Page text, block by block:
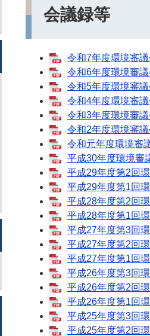
会議録等
令和7年度環境審
令和6年度環境審
令和5年度環境審
令和4年度環境審
令和3年度環境審
令和2年度環境審
令和元年度環境審
平成30年度環境審
平成29年度第2回
平成29年度第1回
平成28年度第2回
平成28年度第1回
平成27年度第3回
平成27年度第2回
平成27年度第1回
平成26年度第3回
平成26年度第2回
平成26年度第1回
平成25年度第3回
平成25年度第2回